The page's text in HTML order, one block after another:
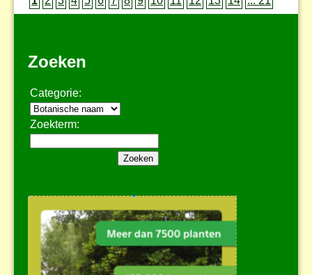
Zoeken
Categorie:
Zoekterm: